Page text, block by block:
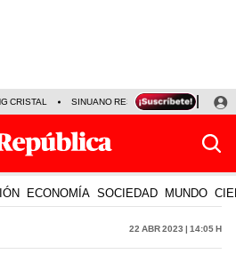
CRISTAL SINUANO RESULTADOS HOY
ECONOMÍA SOCIEDAD MUNDO
22 Abr 2023 | 14:05 h